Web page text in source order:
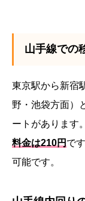
山手線での
東京駅から新宿
野・池袋方面）
ートがあります。
料金は210円 で
可能です。